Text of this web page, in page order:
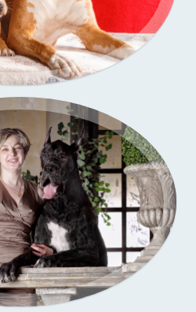
выставки собак